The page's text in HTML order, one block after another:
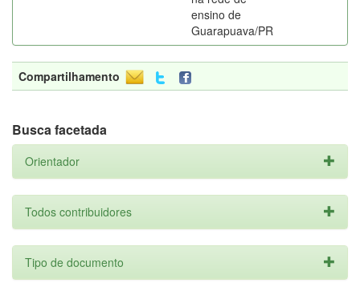
ensino de
Guarapuava/PR
Compartilhamento
Busca facetada
Orientador
Todos contribuidores
Tipo de documento